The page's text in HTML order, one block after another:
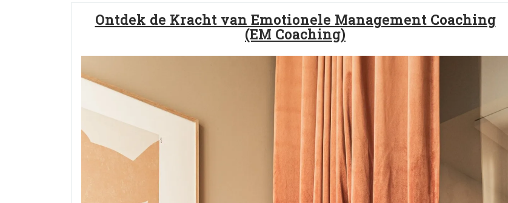
Ontdek de Kracht van Emotionele Management Coaching
(EM Coaching)